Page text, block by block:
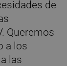
de
Queremos
a los
las